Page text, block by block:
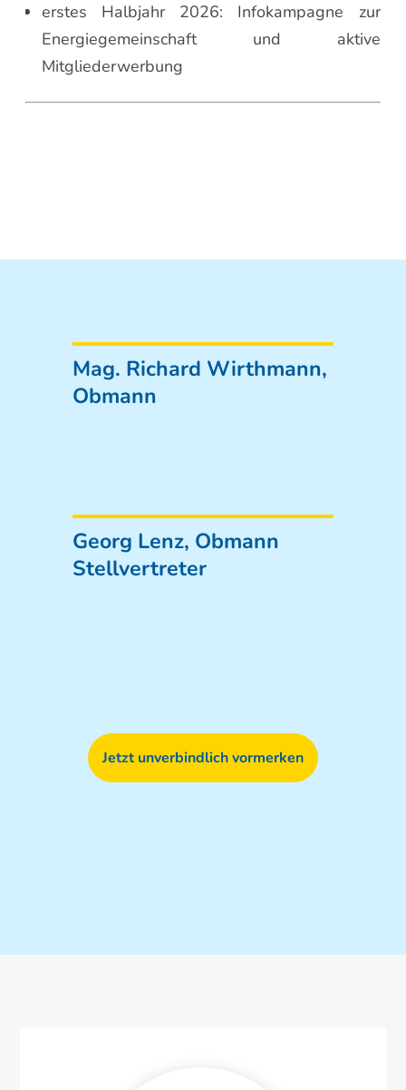
erstes Halbjahr 2026: Infokampagne zur
Energiegemeinschaft und aktive
Mitgliederwerbung
Mag. Richard Wirthmann,
Obmann
Georg Lenz, Obmann
Stellvertreter
Jetzt unverbindlich vormerken